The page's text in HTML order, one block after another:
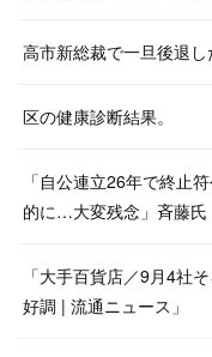
高市新総裁で一旦後退し
区の健康診断結果。
「自公連立26年で終止
的に…大変残念」斉藤
「大手百貨店／9月4社
好調 | 流通ニュース」